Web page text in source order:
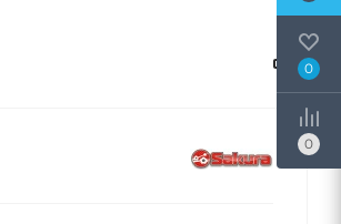
0
0